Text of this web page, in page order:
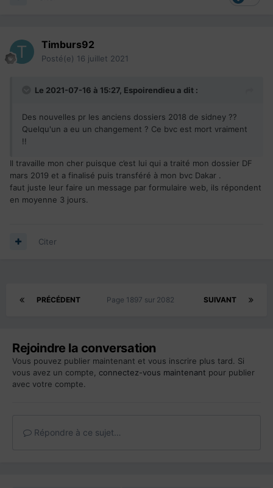
Timburs92
Posté(e) 16 juillet 2021
Le 2021-07-16 à 15:27, Espoirendieu a dit :
Des nouvelles pr les anciens dossiers 2018 de sidney ??
Quelqu'un a eu un changement ? Ce bvc est mort vraiment
!!
Il travaille mon cher puisque c’est lui qui a traité mon dossier DF
mars 2019 et a finalisé puis transféré à mon bvc Dakar .
faut juste leur faire un message par formulaire web, ils répondent
en moyenne 3 jours.
Citer
PRÉCÉDENT SUIVANT
Page 1897 sur 2082
Rejoindre la conversation
Vous pouvez publier maintenant et vous inscrire plus tard. Si
vous avez un compte, connectez-vous maintenant pour publier
avec votre compte.
Répondre à ce sujet…